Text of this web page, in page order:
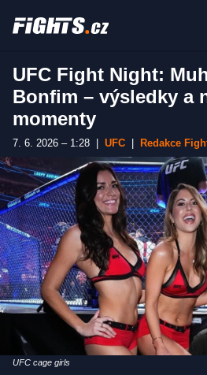
UFC Fight Night:
Bonfim – výsledky a
momenty
7. 6. 2026 – 1:28 UFC Redakce
UFC cage girls